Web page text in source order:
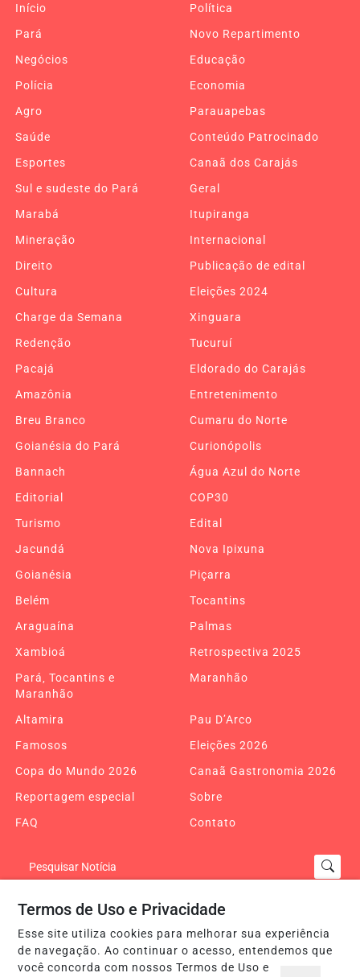
Início
Política
Pará
Novo Repartimento
Negócios
Educação
Polícia
Economia
Agro
Parauapebas
Saúde
Conteúdo Patrocinado
Esportes
Canaã dos Carajás
Sul e sudeste do Pará
Geral
Marabá
Itupiranga
Mineração
Internacional
Direito
Publicação de edital
Cultura
Eleições 2024
Charge da Semana
Xinguara
Redenção
Tucuruí
Pacajá
Eldorado do Carajás
Amazônia
Entretenimento
Breu Branco
Cumaru do Norte
Goianésia do Pará
Curionópolis
Bannach
Água Azul do Norte
Editorial
COP30
Turismo
Edital
Jacundá
Nova Ipixuna
Goianésia
Piçarra
Belém
Tocantins
Araguaína
Palmas
Xambioá
Retrospectiva 2025
Pará, Tocantins e
Maranhão
Maranhão
Altamira
Pau D’Arco
Famosos
Eleições 2026
Copa do Mundo 2026
Canaã Gastronomia 2026
Reportagem especial
Sobre
FAQ
Contato
Pesquisar Notícia
Termos de Uso e Privacidade
Esse site utiliza cookies para melhorar sua experiência
de navegação. Ao continuar o acesso, entendemos que
você concorda com nossos Termos de Uso e